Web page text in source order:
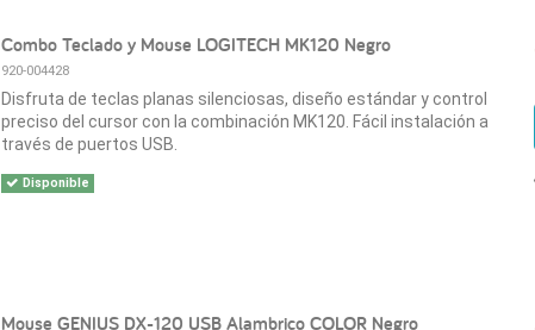
Combo Teclado y Mouse LOGITECH MK120 Negro
920-004428
Disfruta de teclas planas silenciosas, diseño estándar y control
preciso del cursor con la combinación MK120. Fácil instalación a
través de puertos USB.
Disponible
Mouse GENIUS DX-120 USB Alambrico COLOR Negro